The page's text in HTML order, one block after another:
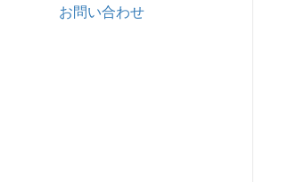
お問い合わせ